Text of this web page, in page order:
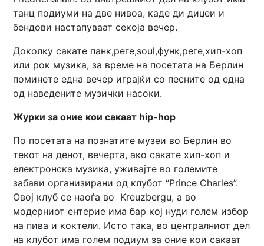
танц подиуми на две нивоа, каде ди диџеи и
бендови настапуваат секоја вечер.
Доколку сакате панк,реге,soul,функ,реге,хип-хоп
или рок музика, за време на посетата на Берлин
поминете една вечер играјќи со песните од една
од наведените музички насоки.
Журки за оние кои сакаат hip-hop
По посетата на познатите музеи во Берлин во
текот на денот, вечерта, ако сакате хип-хоп и
електронска музика, уживајте во големите
забави организирани од клубот “Prince Charles”.
Овој клуб се наоѓа во Kreuzbergu, а во
модерниот ентерие има бар кој нуди голем избор
на пива и коктели. Исто така, во централниот дел
на клубот има голем подиум за оние кои сакаат